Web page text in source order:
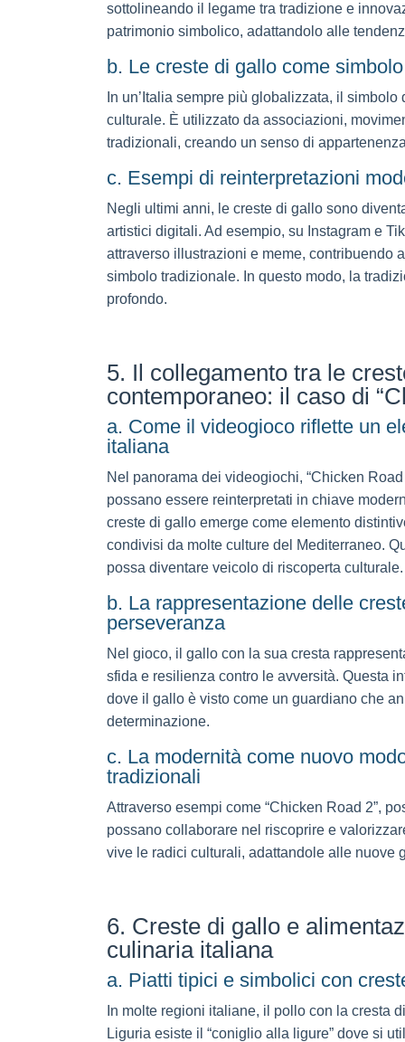
sottolineando il legame tra tradizione e
patrimonio simbolico, adattandolo alle
b. Le creste di gallo come
In un’Italia sempre più globalizzata, il
culturale. È utilizzato da associazioni,
tradizionali, creando un senso di
c. Esempi di reinterpretazioni
Negli ultimi anni, le creste di gallo sono
artistici digitali. Ad esempio, su Instagram e
attraverso illustrazioni e meme, contribuendo
simbolo tradizionale. In questo modo, la
profondo.
5. Il collegamento tra le
contemporaneo: il caso di
a. Come il videogioco riflette un
italiana
Nel panorama dei videogiochi, “Chicken
possano essere reinterpretati in chiave
creste di gallo emerge come elemento
condivisi da molte culture del Mediterraneo.
possa diventare veicolo di riscoperta culturale.
b. La rappresentazione delle
perseveranza
Nel gioco, il gallo con la sua cresta
sfida e resilienza contro le avversità. Questa
dove il gallo è visto come un guardiano che
determinazione.
c. La modernità come nuovo
tradizionali
Attraverso esempi come “Chicken Road 2”,
possano collaborare nel riscoprire e
vive le radici culturali, adattandole alle nuove
6. Creste di gallo e
culinaria italiana
a. Piatti tipici e simbolici con
In molte regioni italiane, il pollo con la cresta
Liguria esiste il “coniglio alla ligure” dove si